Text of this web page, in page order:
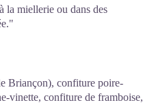
la miellerie ou dans des
Briançon), confiture poire-
vinette, confiture de framboise,